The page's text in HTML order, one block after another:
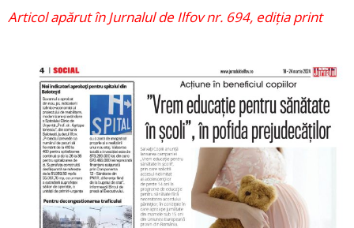
Articol apărut în Jurnalul de Ilfov nr. 694, ediția print